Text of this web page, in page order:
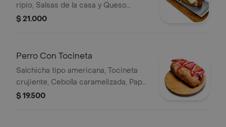
ripio, Salsas de la casa y Queso
fundido
$ 21.000
Perro Con Tocineta
Salchicha tipo americana, Tocineta
crujiente, Cebolla caramelizada, Papa
ripio, Salsa de la casa y Queso
$ 19.500